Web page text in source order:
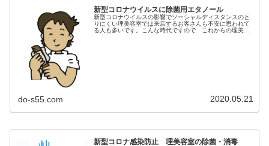
新型コロナウイルスに除菌用エタノール
新型コロナウイルスの影響でソーシャルディスタンスのと
りにくい理美容室では来店するお客さんも不安に思われて
る人も多いです。こんな時代ですので これからの理美容
do-s55.com 2020.05.21
新型コロナ感染防止 理美容室の除菌・消毒